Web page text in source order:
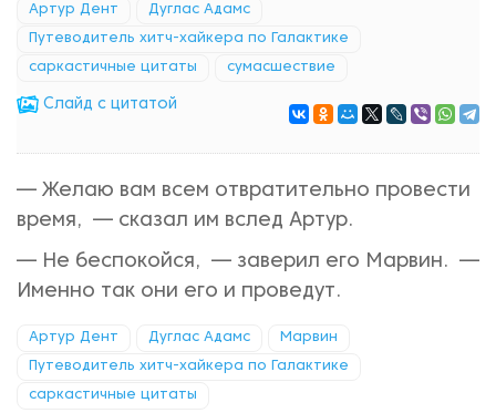
Артур Дент Дуглас Адамс
Путеводитель хитч-хайкера по Галактике
саркастичные цитаты сумасшествие
Cлайд с цитатой
— Желаю вам всем отвратительно провести
время, — сказал им вслед Артур.
— Не беспокойся, — заверил его Марвин. —
Именно так они его и проведут.
Артур Дент Дуглас Адамс Марвин
Путеводитель хитч-хайкера по Галактике
саркастичные цитаты